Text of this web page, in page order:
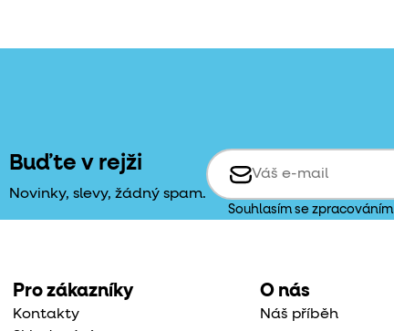
Buďte v rejži
Novinky, slevy, žádný spam.
Souhlasím se zpracováním
Pro zákazníky
Kontakty
O nás
Náš příběh